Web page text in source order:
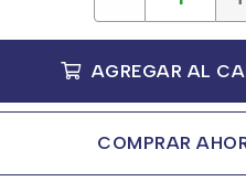
AGREGAR AL
COMPRAR